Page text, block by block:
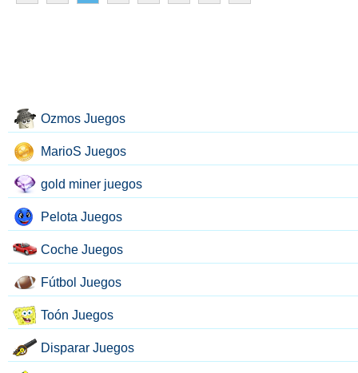
Ozmos Juegos
MarioS Juegos
gold miner juegos
Pelota Juegos
Coche Juegos
Fútbol Juegos
Toón Juegos
Disparar Juegos